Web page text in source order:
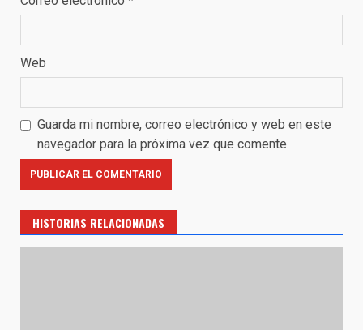
Web
Guarda mi nombre, correo electrónico y web en este
navegador para la próxima vez que comente.
HISTORIAS RELACIONADAS